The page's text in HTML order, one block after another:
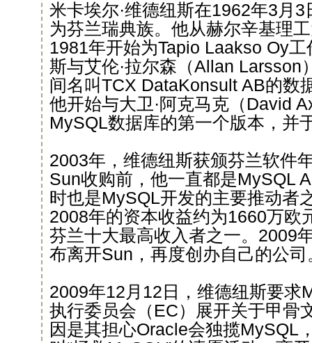
米卡埃尔·维德纽斯在1962年3月
为芬兰瑞典族。他从赫尔辛基理
1981年开始为Tapio Laakso Oy
斯与艾伦·拉尔森（Allan Larsson
间名叫TCX DataKonsult AB的数
他开始与大卫·阿克马克（David
MySQL数据库的第一个版本，并
2003年，维德纽斯获颁芬兰软件
Sun收购前，他一直都是MySQL
时也是MySQL开发的主要推动者
2008年的资本收益约为1660万欧
芬兰十大最高收入者之一。2009
布离开Sun，再度创办自己的公司
2009年12月12日，维德纽斯要求
执行委员会（EC）展开关于甲骨
因是其担心Oracle会独揽MySQL